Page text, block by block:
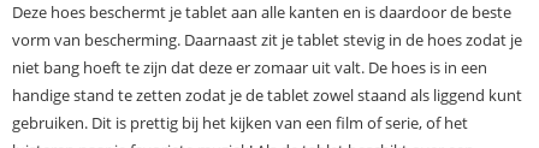
Deze hoes beschermt je tablet aan alle kanten en is daardoor de beste
vorm van bescherming. Daarnaast zit je tablet stevig in de hoes zodat je
niet bang hoeft te zijn dat deze er zomaar uit valt. De hoes is in een
handige stand te zetten zodat je de tablet zowel staand als liggend kunt
gebruiken. Dit is prettig bij het kijken van een film of serie, of het